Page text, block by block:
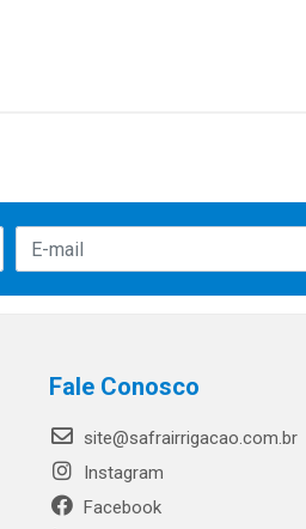
Fale Conosco
site@safrairrigacao.com.br
Instagram
Facebook